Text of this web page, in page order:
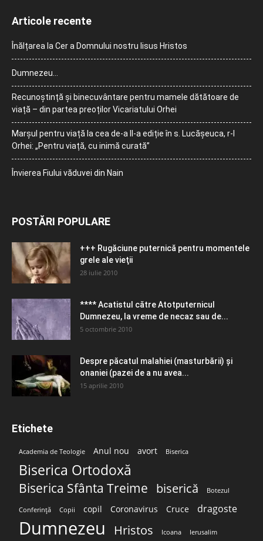
Articole recente
Înălțarea la Cer a Domnului nostru Iisus Hristos
Dumnezeu…
Recunoștință și binecuvântare pentru mamele dătătoare de
viață – din partea preoților Vicariatului Orhei
Marșul pentru viață la cea de-a II-a ediție în s. Lucășeuca, r-l
Orhei: „Pentru viață, cu inimă curată”
Învierea Fiului văduvei din Nain
POSTĂRI POPULARE
+++ Rugăciune puternică pentru momentele
grele ale vieţii
28 iulie 2010
**** Acatistul către Atotputernicul
Dumnezeu, la vreme de necaz sau de...
5 octombrie 2010
Despre păcatul malahiei (masturbării) şi
onaniei (pazei de a nu avea...
15 aprilie 2010
Etichete
Academia de Teologie Anul nou avort Biserica
Biserica Ortodoxă
Biserica Sfânta Treime biserică Botezul
Conferință Copii copil Coronavirus Cruce dragoste
Dumnezeu Hristos Icoana Ierusalim